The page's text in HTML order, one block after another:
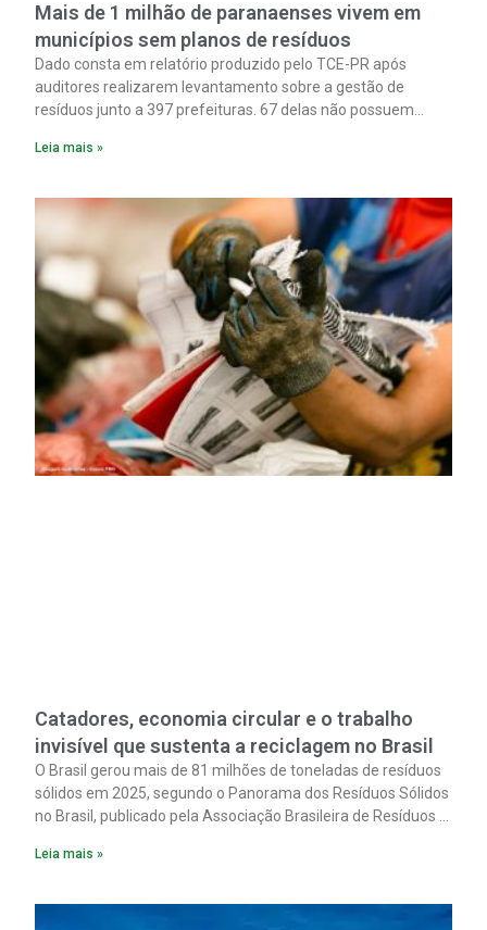
Mais de 1 milhão de paranaenses vivem em
municípios sem planos de resíduos
Dado consta em relatório produzido pelo TCE-PR após
auditores realizarem levantamento sobre a gestão de
resíduos junto a 397 prefeituras. 67 delas não possuem
Leia mais »
Catadores, economia circular e o trabalho
invisível que sustenta a reciclagem no Brasil
O Brasil gerou mais de 81 milhões de toneladas de resíduos
sólidos em 2025, segundo o Panorama dos Resíduos Sólidos
no Brasil, publicado pela Associação Brasileira de Resíduos e
Leia mais »